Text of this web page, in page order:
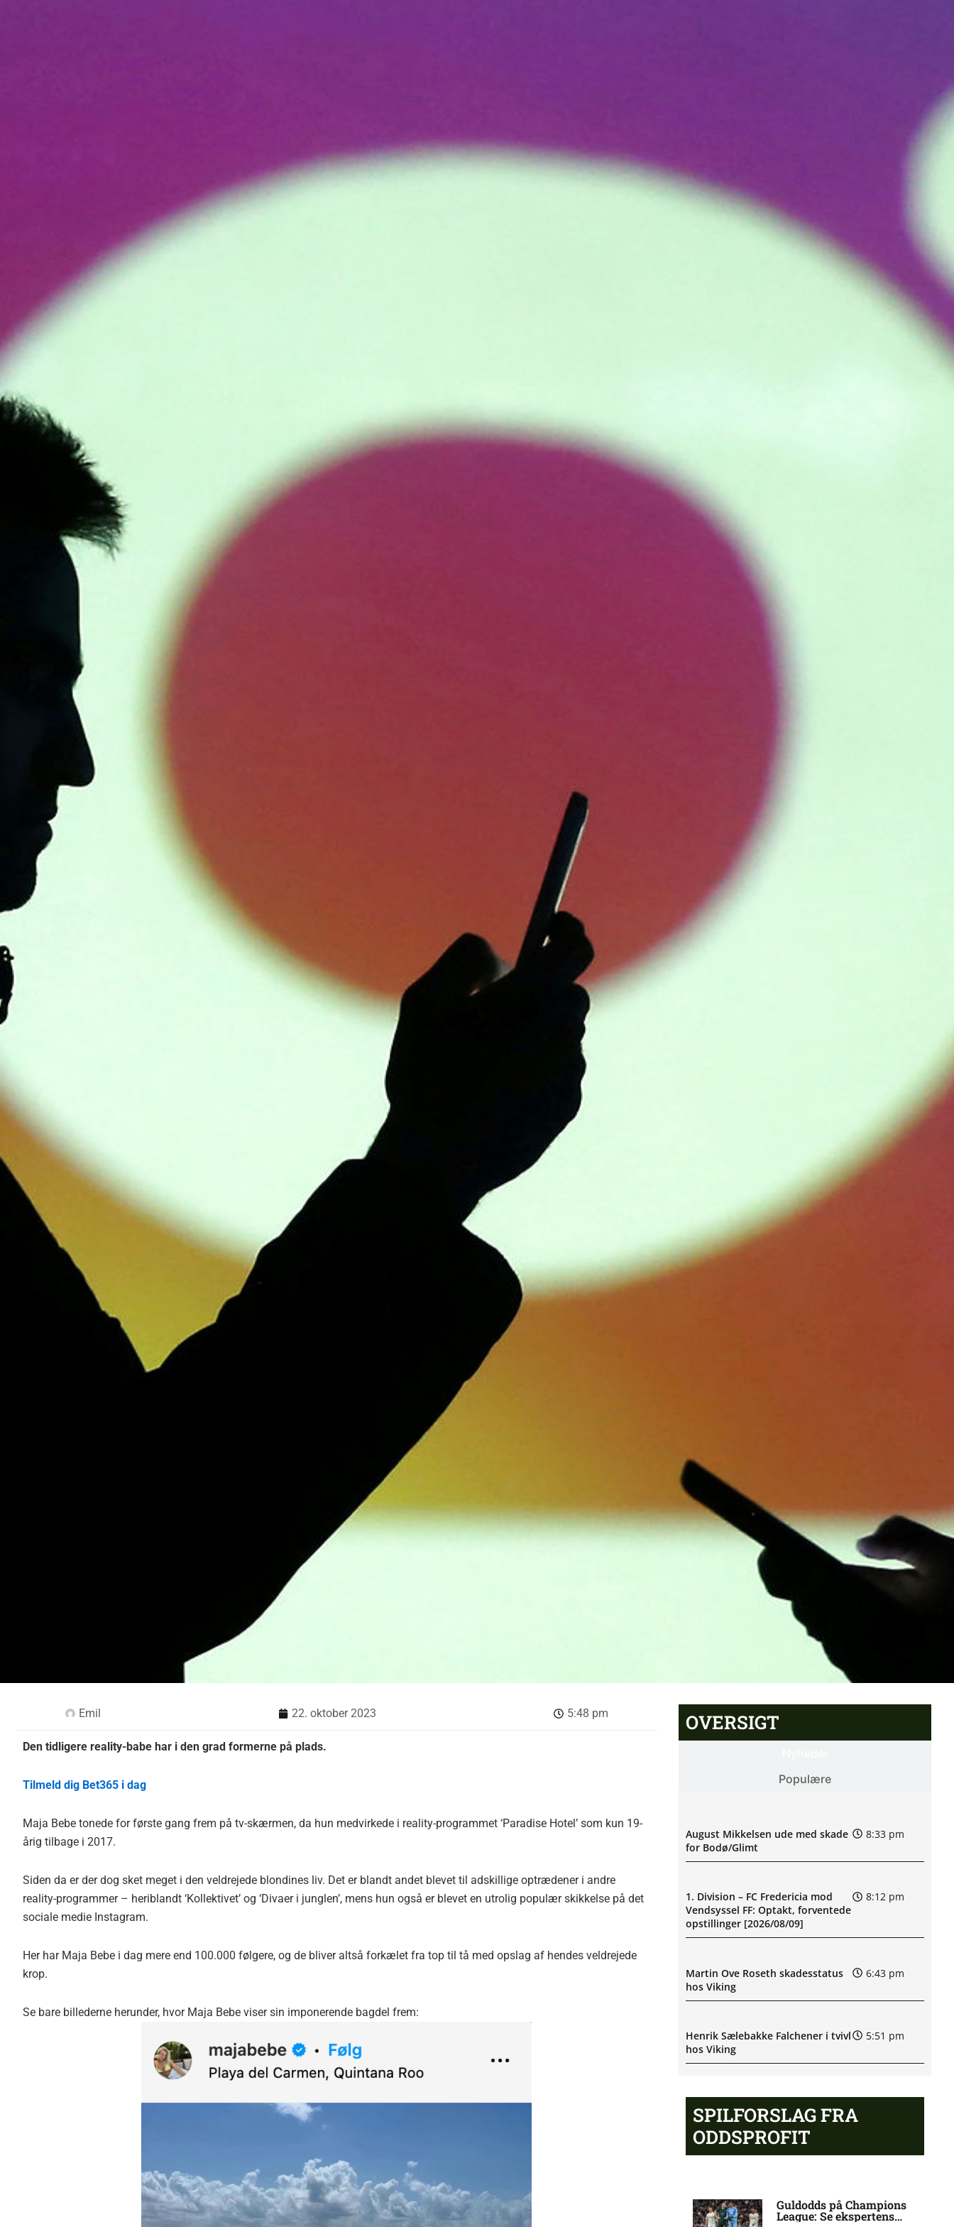
Emil 22. oktober 2023 5:48 pm
Den tidligere reality-babe har i den grad formerne på plads.
Tilmeld dig Bet365 i dag
Maja Bebe tonede for første gang frem på tv-skærmen, da hun medvirkede i reality-programmet ‘Paradise Hotel’ som kun 19-
årig tilbage i 2017.
Siden da er der dog sket meget i den veldrejede blondines liv. Det er blandt andet blevet til adskillige optrædener i andre
reality-programmer – heriblandt ‘Kollektivet’ og ‘Divaer i junglen’, mens hun også er blevet en utrolig populær skikkelse på det
sociale medie Instagram.
Her har Maja Bebe i dag mere end 100.000 følgere, og de bliver altså forkælet fra top til tå med opslag af hendes veldrejede
krop.
Se bare billederne herunder, hvor Maja Bebe viser sin imponerende bagdel frem:
OVERSIGT
Populære
August Mikkelsen ude med skade
for Bodø/Glimt
8:33 pm
1. Division – FC Fredericia mod
Vendsyssel FF: Optakt, forventede
opstillinger [2026/08/09]
8:12 pm
Martin Ove Roseth skadesstatus
hos Viking
6:43 pm
Henrik Sælebakke Falchener i tvivl
hos Viking
5:51 pm
Ibrahim Cissé skade: status hos
AIK Stockholm
4:39 pm
Stanley Wilson skadesstatus hos 3:08 pm
SPILFORSLAG FRA
ODDSPROFIT
Guldodds på Champions
League: Se ekspertens